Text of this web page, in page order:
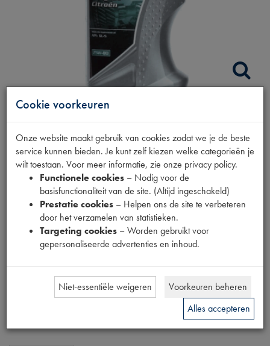
TRANSMISSIEOLIE
75W-80 1L PSA
Fabrikant
Productnummer
1911061
€15,98 (€13,21excl. btw)
Cookie voorkeuren
Onze website maakt gebruik van cookies zodat we je de beste
service kunnen bieden. Je kunt zelf kiezen welke categorieën je
wilt toestaan. Voor meer informatie, zie onze privacy policy.
Functionele cookies – Nodig voor de
basisfunctionaliteit van de site. (Altijd ingeschakeld)
Prestatie cookies – Helpen ons de site te verbeteren
door het verzamelen van statistieken.
Targeting cookies – Worden gebruikt voor
gepersonaliseerde advertenties en inhoud.
Niet-essentiële weigeren
Voorkeuren beheren
Alles accepteren